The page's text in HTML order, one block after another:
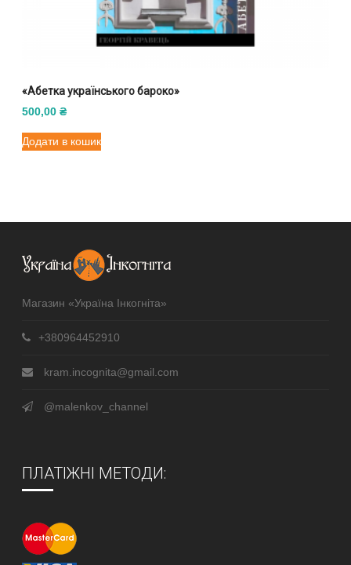
«Абетка українського бароко»
500,00₴
Додати в кошик
Магазин «Україна Інкогніта»
+380964452910
kram.incognita@gmail.com
@malenkov_channel
ПЛАТІЖНІ МЕТОДИ: